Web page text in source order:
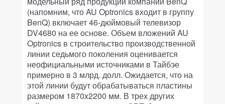
(напомним, что AU Optronics входит в группу
BenQ) включает 46-дюймовый телевизор
DV4680 на ее основе. Объем вложений AU
Optronics в строительство производственной
линии седьмого поколения оценивается
неофициальными источниками в Тайбэе
примерно в 3 млрд. долл. Ожидается, что на
этой линии будут обрабатываться пластины
размером 1870x2200 мм. В трех других